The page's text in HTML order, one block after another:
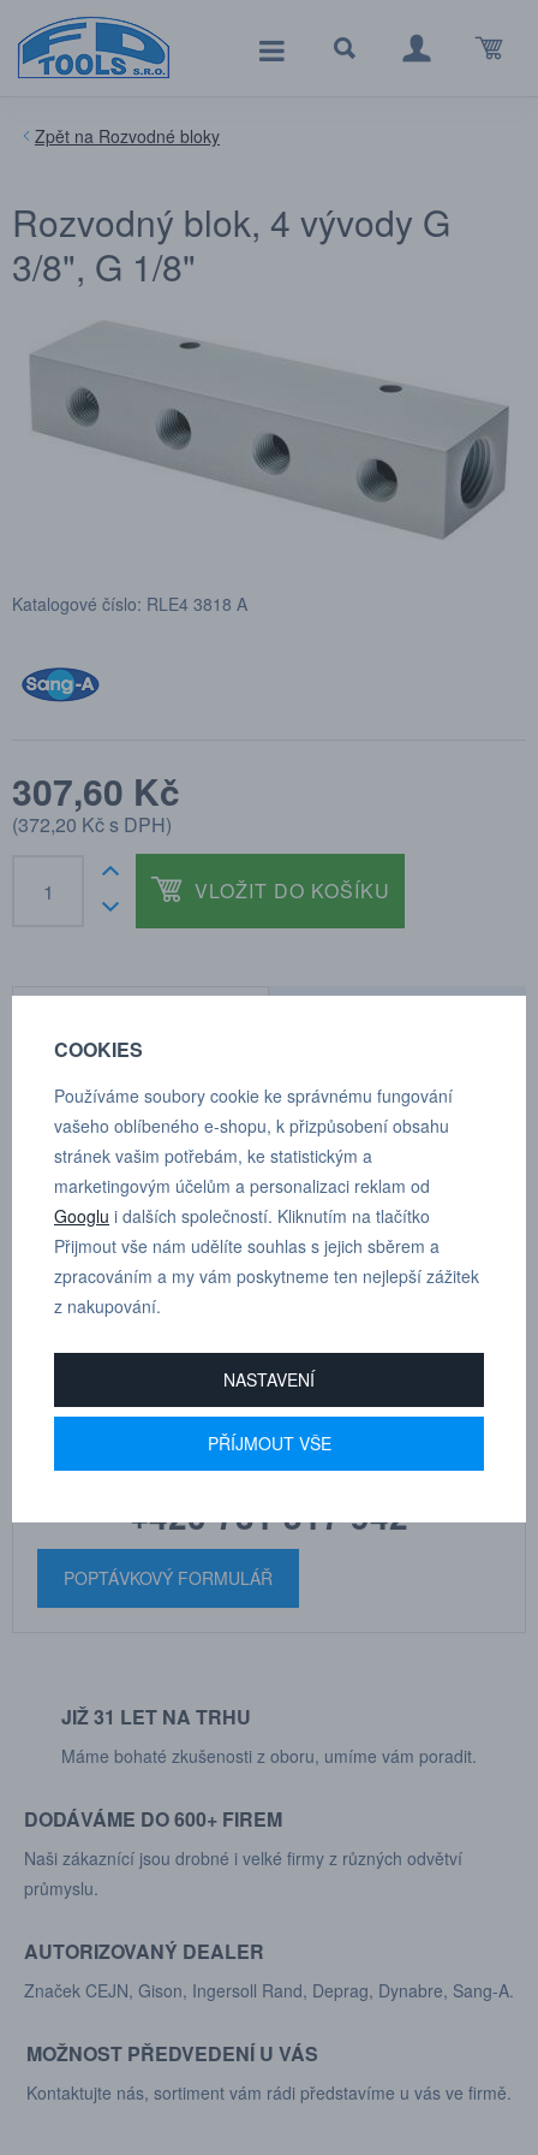
Rozvodné bloky
Rozvodný blok, 4 vývody G
3/8", G 1/8"
Katalogové číslo: RLE4 3818 A
307,60 Kč
(372,20 Kčs DPH)
VLOŽIT DO KOŠÍKU
Rozvodný blok se 4 vývody.
Rozměry G1 G 3/8"
G G 1/8"
MARTIN
DRHOLEC
technické poradenství
+420 731 517 942
POPTÁVKOVÝ FORMULÁŘ
JIŽ 31 LET NA TRHU
Máme bohaté zkušenosti z oboru, umíme vám poradit.
DODÁVÁME DO 600+ FIREM
Naši zákaznící jsou drobné i velké firmy z různých odvětví
průmyslu.
AUTORIZOVANÝ DEALER
Značek CEJN, Gison, Ingersoll Rand, Deprag, Dynabre, Sang-A.
MOŽNOST PŘEDVEDENÍ U VÁS
Kontaktujte nás, sortiment vám rádi představíme u vás ve firmě.
COOKIES
Používáme soubory cookie ke správnému fungování
vašeho oblíbeného e-shopu, k přizpůsobení obsahu
stránek vašim potřebám, ke statistickým a
marketingovým účelům a personalizaci reklam od
Googlu i dalších společností. Kliknutím na tlačítko
Přijmout vše nám udělíte souhlas s jejich sběrem a
zpracováním a my vám poskytneme ten nejlepší zážitek
z nakupování.
NASTAVENÍ
PŘÍJMOUT VŠE